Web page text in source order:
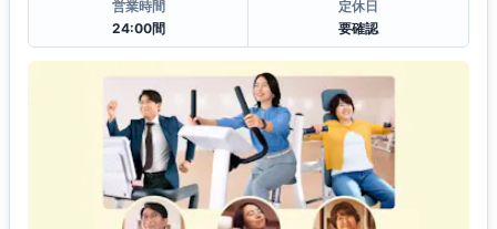
営業時間
24:00間
定休日
要確認